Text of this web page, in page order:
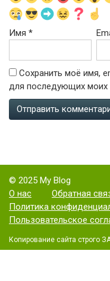
Имя *
Сохранить моё имя,
для последующих моих
© 2025 My Blog
О нас
Обратная
Политика
Пользовательское
Копирование сайта строго